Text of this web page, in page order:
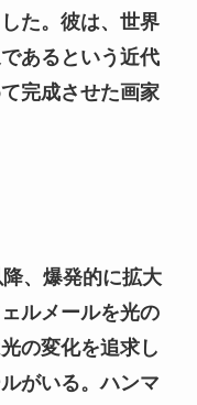
た。彼は、世界
あるという近代
完成させた画家
、爆発的に拡大
ルメールを光の
の変化を追求し
がいる。ハンマ